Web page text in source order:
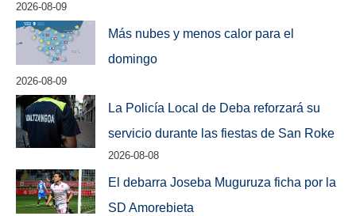
2026-08-09
Más nubes y menos calor para el
domingo
2026-08-09
La Policía Local de Deba reforzará su
servicio durante las fiestas de San Roke
2026-08-08
El debarra Joseba Muguruza ficha por la
SD Amorebieta